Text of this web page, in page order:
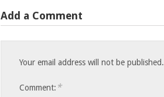
Add a Comment
Your email address will not be published.
Comment: *